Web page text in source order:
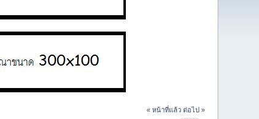
« หน้าที่แล้ว ต่อไป »